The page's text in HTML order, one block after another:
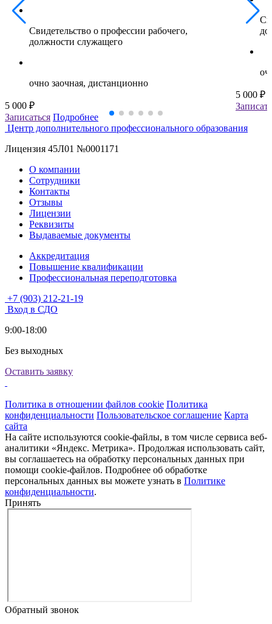
Свидетельство о профессии рабочего,
должности служащего
очно заочная, дистанционно
5 000 ₽
Записаться Подробнее
5 000 ₽
Центр дополнительного профессионального образования
Лицензия 45Л01 №0001171
О компании
Сотрудники
Контакты
Отзывы
Лицензии
Реквизиты
Выдаваемые документы
Аккредитация
Повышение квалификации
Профессиональная переподготовка
+7 (903) 212-21-19
Вход в СДО
9:00-18:00
Без выходных
Оставить заявку
Политика в отношении файлов cookie Политика
конфиденциальности Пользовательское соглашение Карта
сайта
На сайте используются cookie-файлы, в том числе сервиса веб-
аналитики «Яндекс. Метрика». Продолжая использовать сайт,
вы соглашаетесь на обработку персональных данных при
помощи cookie-файлов. Подробнее об обработке
персональных данных вы можете узнать в Политике
конфиденциальности.
Принять
Обратный звонок